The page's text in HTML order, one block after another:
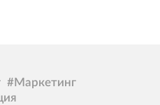
#Маркетинг